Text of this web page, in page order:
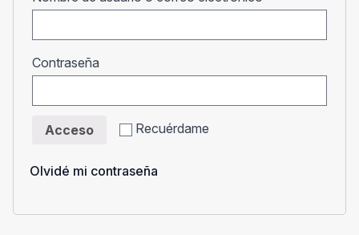
Contraseña
Recuérdame
Acceso
Olvidé mi contraseña